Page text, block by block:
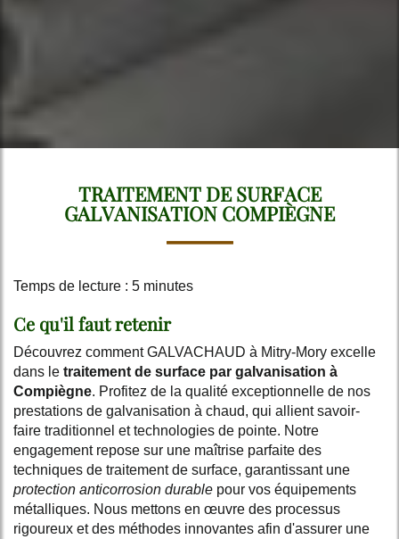
TRAITEMENT DE SURFACE
GALVANISATION COMPIÈGNE
Temps de lecture : 5 minutes
Ce qu'il faut retenir
Découvrez comment GALVACHAUD à Mitry-Mory excelle
dans le traitement de surface par galvanisation à
Compiègne. Profitez de la qualité exceptionnelle de nos
prestations de galvanisation à chaud, qui allient savoir-
faire traditionnel et technologies de pointe. Notre
engagement repose sur une maîtrise parfaite des
techniques de traitement de surface, garantissant une
protection anticorrosion durable pour vos équipements
métalliques. Nous mettons en œuvre des processus
rigoureux et des méthodes innovantes afin d'assurer une